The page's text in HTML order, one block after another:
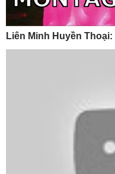
Liên Minh Huyền